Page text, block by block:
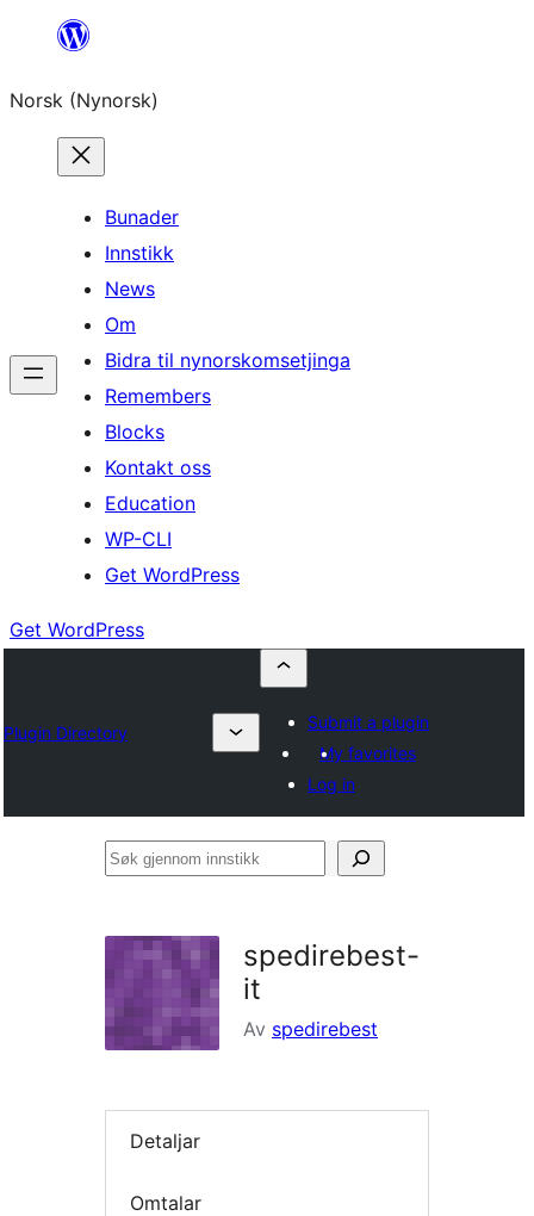
content
Norsk (Nynorsk)
Bunader
Innstikk
News
Om
Bidra til nynorskomsetjinga
Remembers
Blocks
Kontakt oss
Education
WP-CLI
Get WordPress
Get WordPress
Plugin Directory
Submit a plugin
My favorites
Log in
Søk
spedirebest-
it
Av spedirebest
Detaljar
Omtalar